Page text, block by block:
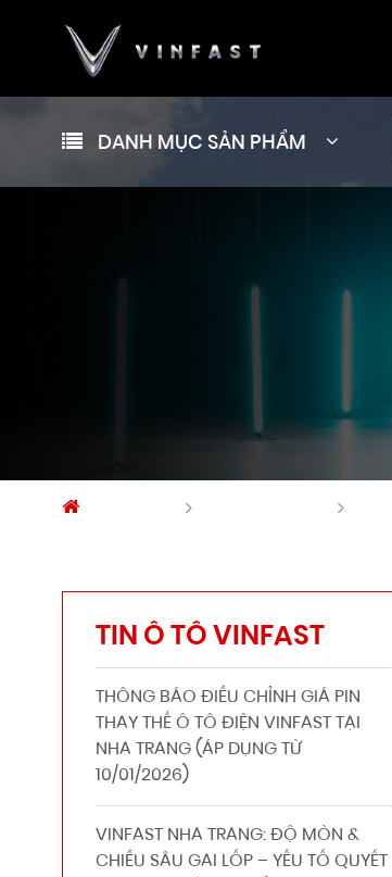
DANH MỤC SẢN PHẨM
TIN Ô TÔ VINFAST
THÔNG BÁO ĐIỀU CHỈNH GIÁ PIN
THAY THẾ Ô TÔ ĐIỆN VINFAST TẠI
NHA TRANG (ÁP DỤNG TỪ
10/01/2026)
VINFAST NHA TRANG: ĐỘ MÒN &
CHIỀU SÂU GAI LỐP – YẾU TỐ QUYẾT